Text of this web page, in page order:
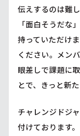
伝えするのは難
「面白そうだな
持っていただけ
ください。メン
眼差しで課題に
とで、きっと新
チャレンジドジ
付けております